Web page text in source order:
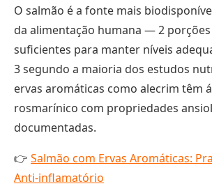
O salmão é a fonte mais
da alimentação humana — 2
suficientes para manter níveis
3 segundo a maioria dos estudos
ervas aromáticas como alecrim têm
rosmarínico com propriedades
documentadas.
👉 Salmão com Ervas Aromáticas:
Anti-inflamatório